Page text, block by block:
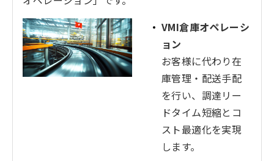
VMI倉庫オペレーシ
ョン
お客様に代わり在
庫管理・配送手配
を行い、調達リー
ドタイム短縮とコ
スト最適化を実現
します。